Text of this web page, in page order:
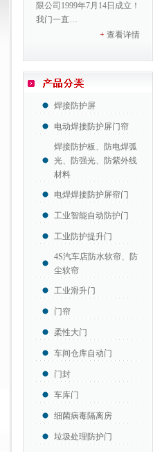
限公司1999年7月14日成立！
我门一直…
+ 查看详情
焊接防护屏
电动焊接防护屏门帘
焊接防护板、防电焊弧
光、防强光、防紫外线
材料
电焊焊接防护屏帘门
工业智能自动防护门
工业防护提升门
4S汽车店防水软帘、防
尘软帘
工业滑升门
门帘
柔性大门
车间仓库自动门
门封
车库门
细菌病毒隔离房
垃圾处理防护门